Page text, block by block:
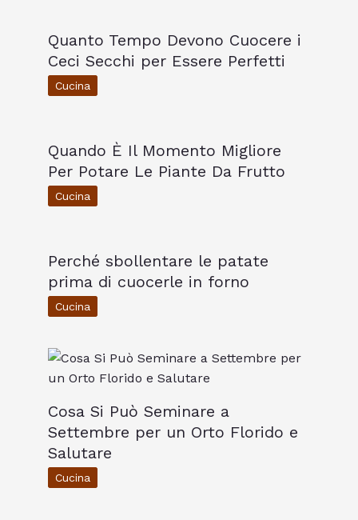
Quanto Tempo Devono Cuocere i
Ceci Secchi per Essere Perfetti
Cucina
Quando È Il Momento Migliore
Per Potare Le Piante Da Frutto
Cucina
Perché sbollentare le patate
prima di cuocerle in forno
Cucina
Cosa Si Può Seminare a
Settembre per un Orto Florido e
Salutare
Cucina